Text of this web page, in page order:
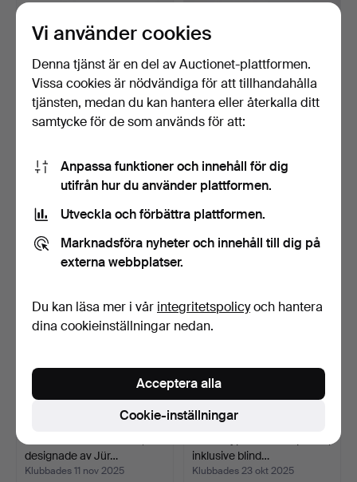
Curta 1 kalkylator från
Contina.
19 bud
885 USD
PHILIPPE STARCK. 'TV Zeo
Galaxy 36' bärbar…
8 bud
197 USD
designade av Jür…
Klubbades 11 nov 2025
inklusive blind…
Klubbades 23 okt 2025
Vi använder cookies
Denna tjänst är en del av Auctionet-plattformen.
Vissa cookies är nödvändiga för att tillhandahålla
tjänsten, medan du kan hantera eller återkalla ditt
samtycke för de som används för att:
Anpassa funktioner och innehåll för dig
utifrån hur du använder plattformen.
Utveckla och förbättra plattformen.
Marknadsföra nyheter och innehåll till dig på
externa webbplatser.
Du kan läsa mer i vår integritetspolicyoch hantera
dina cookieinställningar nedan.
Cookie-inställningar
Acceptera alla